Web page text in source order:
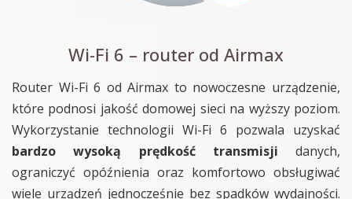
Wi-Fi 6 – router od Airmax
Router Wi-Fi 6 od Airmax to nowoczesne urządzenie,
które podnosi jakość domowej sieci na wyższy poziom.
Wykorzystanie technologii Wi-Fi 6 pozwala uzyskać
bardzo wysoką prędkość transmisji danych,
ograniczyć opóźnienia oraz komfortowo obsługiwać
wiele urządzeń jednocześnie bez spadków wydajności.